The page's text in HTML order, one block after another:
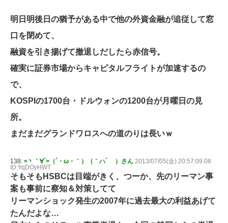
明日明後日の猶予がある中で他の外資金融が追従して窓
口を閉めて、
融資を引き揚げて撤退しだしたら赤信号。
確実に証券市場からキャピタルフライトが加速するの
で、
KOSPIの1700台・ドルウォンの1200台が月曜日の見
所。
まだまだグランドワロスへの道のりは長いｗ
138: <丶｀∀´>（´・ω・｀）（｀ハ´ ）さん 2013/07/05(金) 20:57:09.08
ID:YqDOyHWT
そもそもHSBCは目端がきく、つーか、先のリーマン事
案も事前に察知＆対策してて
リーマンショック発生の2007年に過去最大の利益あげて
たんだよな…